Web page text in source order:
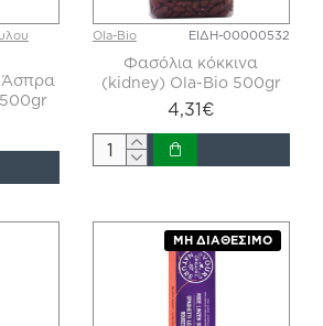
Άσπρα
Ola-Bio ΕΙΔΗ-00000532
Φασόλια κόκκινα
(kidney) Ola-Bio 500gr
4,31€
ΜΗ ΔΙΑΘΈΣΙΜΟ